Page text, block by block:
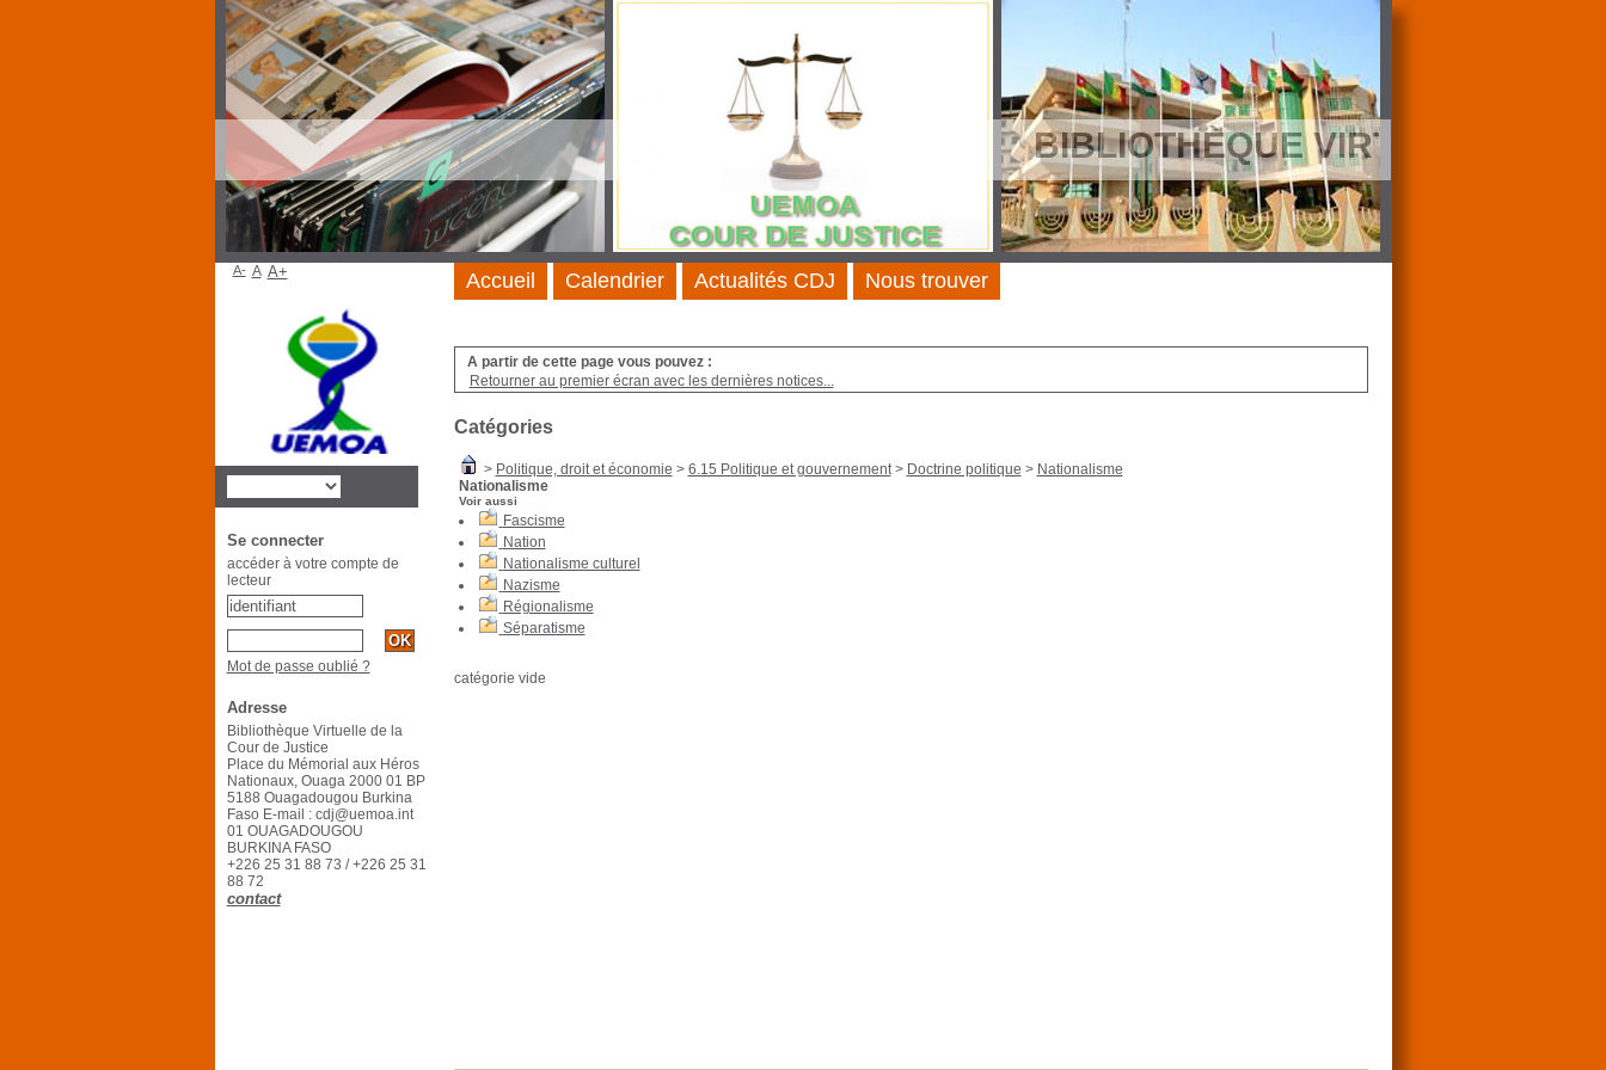
BIBLIOTHÈQUE VIRTUELLE DE
A partir de cette page vous pouvez :
Retourner au premier écran avec les dernières notices...
Catégories
> Politique, droit et économie > 6.15 Politique et gouvernement> Doctrine politique > Nationalisme
Nationalisme
Voir aussi
Fascisme
Nation
Nationalisme culturel
Nazisme
Régionalisme
Séparatisme
catégorie vide
Accueil Calendrier Actualités CDJ Nous trouver
A- A A+
Se connecter
accéder à votre compte de
lecteur
Mot de passe oublié ?
Adresse
Bibliothèque Virtuelle de la
Cour de Justice
Place du Mémorial aux Héros
Nationaux, Ouaga 2000 01 BP
5188 Ouagadougou Burkina
Faso E-mail : cdj@uemoa.int
01 OUAGADOUGOU
BURKINA FASO
+226 25 31 88 73 / +226 25 31
88 72
contact